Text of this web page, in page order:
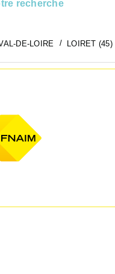
recherche
DE-LOIRE LOIRET (45)